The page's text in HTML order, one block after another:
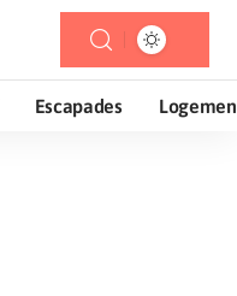
Escapades